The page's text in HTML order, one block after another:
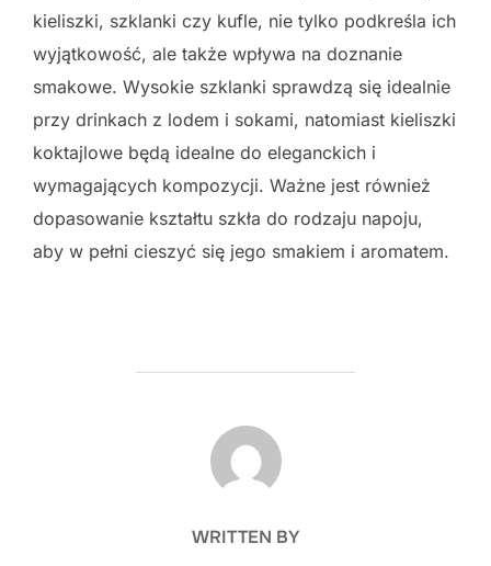
kieliszki, szklanki czy kufle, nie tylko podkreśla ich
wyjątkowość, ale także wpływa na doznanie
smakowe. Wysokie szklanki sprawdzą się idealnie
przy drinkach z lodem i sokami, natomiast kieliszki
koktajlowe będą idealne do eleganckich i
wymagających kompozycji. Ważne jest również
dopasowanie kształtu szkła do rodzaju napoju,
aby w pełni cieszyć się jego smakiem i aromatem.
POST AUTHOR
WRITTEN BY